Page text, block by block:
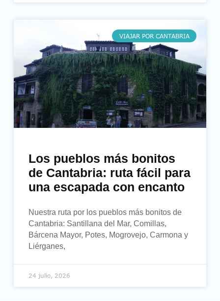
VIAJAR POR CANTABRIA
Los pueblos más bonitos
de Cantabria: ruta fácil para
una escapada con encanto
Nuestra ruta por los pueblos más bonitos de
Cantabria: Santillana del Mar, Comillas,
Bárcena Mayor, Potes, Mogrovejo, Carmona y
Liérganes,
24 julio, 2026